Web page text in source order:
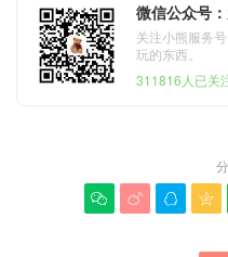
微信公众号
关注小熊服务
玩的东西。
311816人已关
   